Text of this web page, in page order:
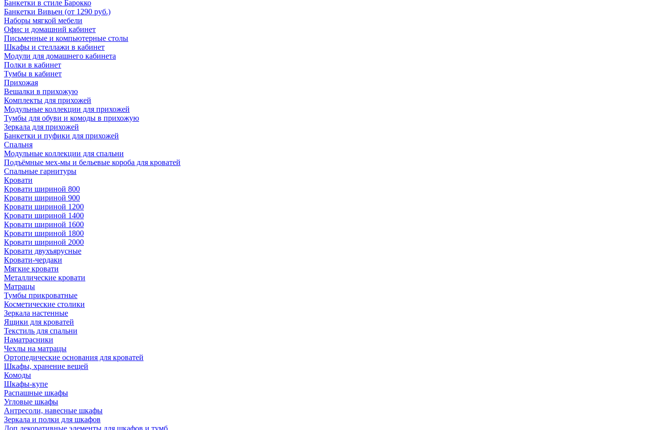
Банкетки в стиле Барокко
Банкетки Вивьен (от 1290 руб.)
Наборы мягкой мебели
Офис и домашний кабинет
Письменные и компьютерные столы
Шкафы и стеллажи в кабинет
Модули для домашнего кабинета
Полки в кабинет
Тумбы в кабинет
Прихожая
Вешалки в прихожую
Комплекты для прихожей
Модульные коллекции для прихожей
Тумбы для обуви и комоды в прихожую
Зеркала для прихожей
Банкетки и пуфики для прихожей
Спальня
Модульные коллекции для спальни
Подъёмные мех-мы и бельевые короба для кроватей
Спальные гарнитуры
Кровати
Кровати шириной 800
Кровати шириной 900
Кровати шириной 1200
Кровати шириной 1400
Кровати шириной 1600
Кровати шириной 1800
Кровати шириной 2000
Кровати двухъярусные
Кровати-чердаки
Мягкие кровати
Металлические кровати
Матрацы
Тумбы прикроватные
Косметические столики
Зеркала настенные
Ящики для кроватей
Текстиль для спальни
Наматрасники
Чехлы на матрацы
Ортопедические основания для кроватей
Шкафы, хранение вещей
Комоды
Шкафы-купе
Распашные шкафы
Угловые шкафы
Антресоли, навесные шкафы
Зеркала и полки для шкафов
Доп.декоративные элементы для шкафов и тумб